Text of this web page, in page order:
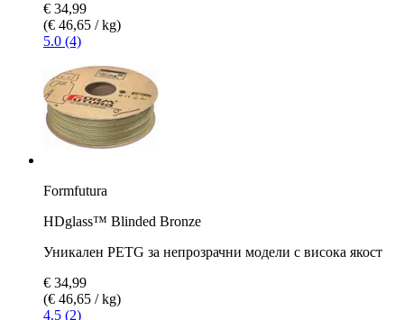
€ 34,99
(€ 46,65 / kg)
5.0 (4)
Formfutura
HDglass™ Blinded Bronze
Уникален PETG за непрозрачни модели с висока якост
€ 34,99
(€ 46,65 / kg)
4.5 (2)